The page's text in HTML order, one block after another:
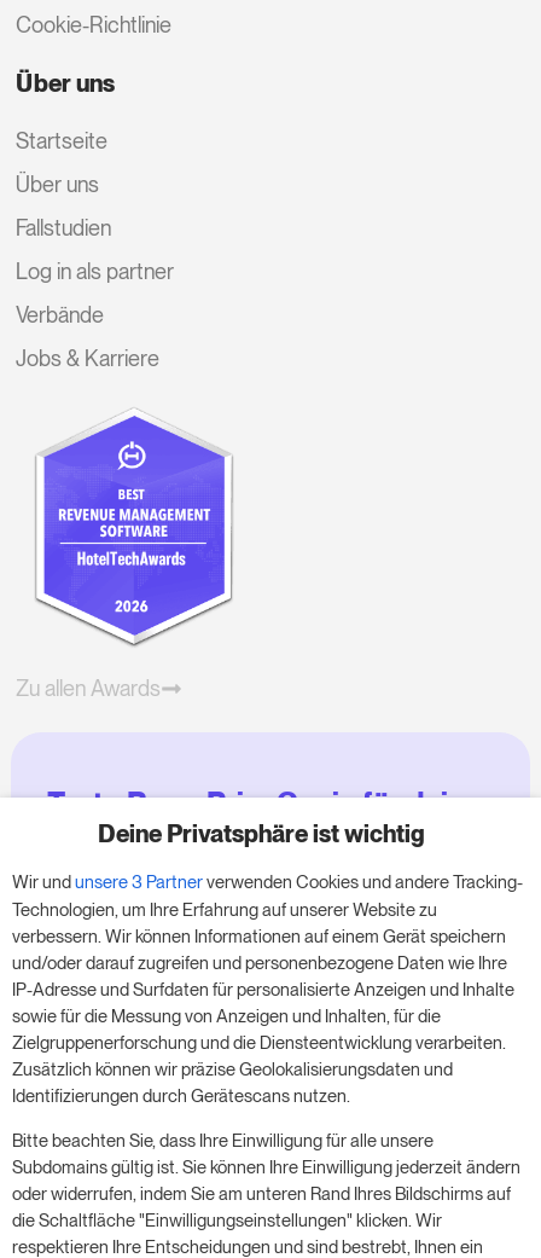
Cookie-Richtlinie
Über uns
Startseite
Über uns
Fallstudien
Log in als partner
Verbände
Jobs & Karriere
Zu allen Awards
Teste RoomPriceGenie für deine
Zimmer
Nutze unsere 14-tägige Testversion und steigere
deinen Umsatz jetzt – ganz ohne Verpflichtung.
Buche einen Termin, um deine kostenlose 14-
tägige Testphase zu starten.
Ein Meeting buchen
Deine Privatsphäre ist wichtig
Wir undunsere 3 Partnerverwenden Cookies und andere Tracking-
Technologien, um Ihre Erfahrung auf unserer Website zu
verbessern. Wir können Informationen auf einem Gerät speichern
und/oder darauf zugreifen und personenbezogene Daten wie Ihre
IP-Adresse und Surfdaten für personalisierte Anzeigen und Inhalte
sowie für die Messung von Anzeigen und Inhalten, für die
Zielgruppenerforschung und die Diensteentwicklung verarbeiten.
Zusätzlich können wir präzise Geolokalisierungsdaten und
Identifizierungen durch Gerätescans nutzen.
Bitte beachten Sie, dass Ihre Einwilligung für alle unsere
Subdomains gültig ist. Sie können Ihre Einwilligung jederzeit ändern
oder widerrufen, indem Sie am unteren Rand Ihres Bildschirms auf
die Schaltfläche "Einwilligungseinstellungen" klicken. Wir
respektieren Ihre Entscheidungen und sind bestrebt, Ihnen ein